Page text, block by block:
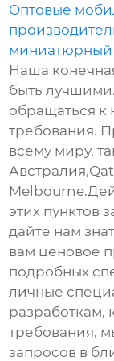
Оптовые
миниатюрный
Наша
быть
обращаться к
требования.
всему миру,
этих пунктов
дайте нам
вам ценовое
подробных
личные
разработкам,
требования,
запросов в